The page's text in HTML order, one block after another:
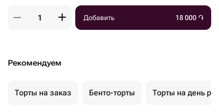
Добавить 18 000 ֏
Рекомендуем
Торты на заказ Бенто-торты Торты на день